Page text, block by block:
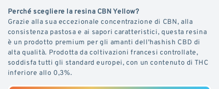
Perché scegliere la resina CBN Yellow?
Grazie alla sua eccezionale concentrazione di CBN, alla
consistenza pastosa e ai sapori caratteristici, questa resina
è un prodotto premium per gli amanti dell'hashish CBD di
alta qualità. Prodotta da coltivazioni francesi controllate,
soddisfa tutti gli standard europei, con un contenuto di THC
inferiore allo 0,3%.